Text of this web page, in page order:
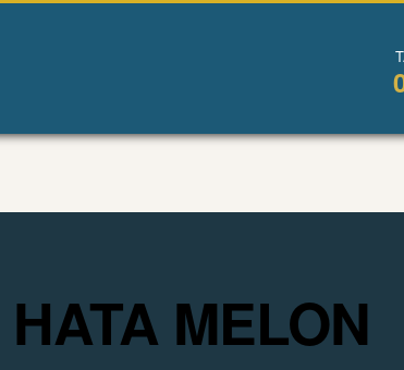
HATA MELON